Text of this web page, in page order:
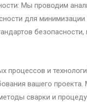
Мы проводим
для минимизации
процессов и
вашего
сварки и